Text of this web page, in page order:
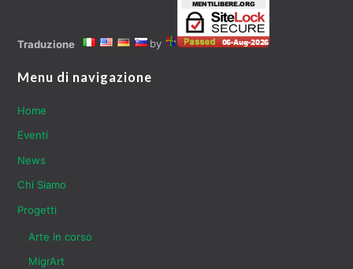
Traduzione by
Menu di navigazione
Home
Eventi
News
Chi Siamo
Progetti
Arte in corso
MigrArt